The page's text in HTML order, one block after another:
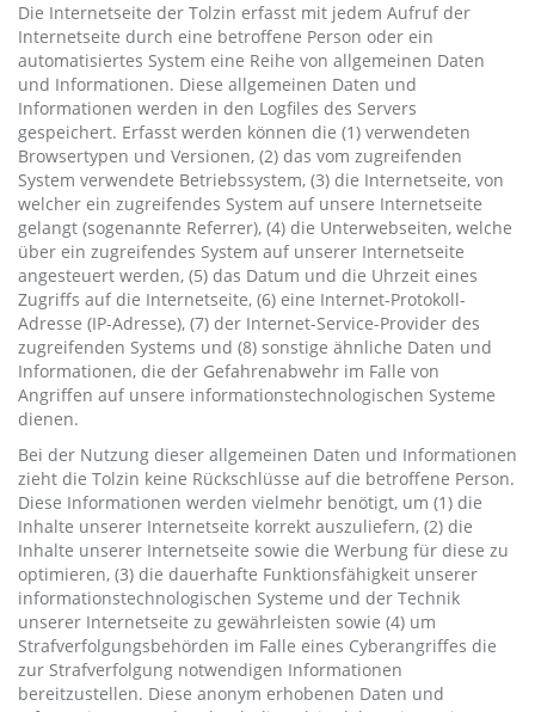
Die Internetseite der Tolzin erfasst mit jedem Aufruf der
Internetseite durch eine betroffene Person oder ein
automatisiertes System eine Reihe von allgemeinen Daten
und Informationen. Diese allgemeinen Daten und
Informationen werden in den Logfiles des Servers
gespeichert. Erfasst werden können die (1) verwendeten
Browsertypen und Versionen, (2) das vom zugreifenden
System verwendete Betriebssystem, (3) die Internetseite, von
welcher ein zugreifendes System auf unsere Internetseite
gelangt (sogenannte Referrer), (4) die Unterwebseiten, welche
über ein zugreifendes System auf unserer Internetseite
angesteuert werden, (5) das Datum und die Uhrzeit eines
Zugriffs auf die Internetseite, (6) eine Internet-Protokoll-
Adresse (IP-Adresse), (7) der Internet-Service-Provider des
zugreifenden Systems und (8) sonstige ähnliche Daten und
Informationen, die der Gefahrenabwehr im Falle von
Angriffen auf unsere informationstechnologischen Systeme
dienen.
Bei der Nutzung dieser allgemeinen Daten und Informationen
zieht die Tolzin keine Rückschlüsse auf die betroffene Person.
Diese Informationen werden vielmehr benötigt, um (1) die
Inhalte unserer Internetseite korrekt auszuliefern, (2) die
Inhalte unserer Internetseite sowie die Werbung für diese zu
optimieren, (3) die dauerhafte Funktionsfähigkeit unserer
informationstechnologischen Systeme und der Technik
unserer Internetseite zu gewährleisten sowie (4) um
Strafverfolgungsbehörden im Falle eines Cyberangriffes die
zur Strafverfolgung notwendigen Informationen
bereitzustellen. Diese anonym erhobenen Daten und